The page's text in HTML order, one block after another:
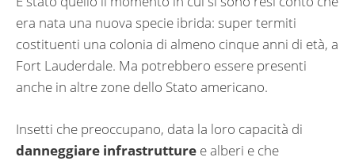
era nata una nuova specie ibrida: super termiti
costituenti una colonia di almeno cinque anni di età, a
Fort Lauderdale. Ma potrebbero essere presenti
anche in altre zone dello Stato americano.
Insetti che preoccupano, data la loro capacità di
danneggiare infrastrutture e alberi e che